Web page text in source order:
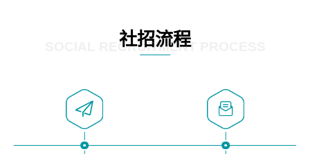
4、掌握DevOps思想、方法和流程。Jenkins工具使用；
5、掌握常见中间件配置与优化，如mysql、nginx等；
社招流程
SOCIAL RECRUITMENT PROCESS